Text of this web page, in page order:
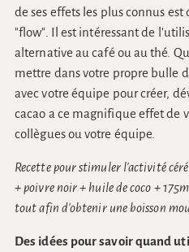
de ses effets les plus connus
"flow". Il est intéressant de
alternative au café ou au thé.
mettre dans votre propre bulle
avec votre équipe pour créer,
cacao a ce magnifique effet de
collègues ou votre équipe.
Recette pour stimuler l'activité
+ poivre noir + huile de coco +
tout afin d'obtenir une boisson
Des idées pour savoir quand